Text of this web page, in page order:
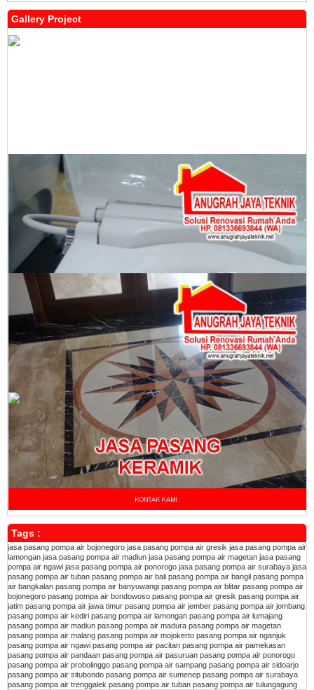
Gallery Project
Tags :
jasa pasang pompa air bojonegoro jasa pasang pompa air gresik jasa pasang pompa air
lamongan jasa pasang pompa air madiun jasa pasang pompa air magetan jasa pasang
pompa air ngawi jasa pasang pompa air ponorogo jasa pasang pompa air surabaya jasa
pasang pompa air tuban pasang pompa air bali pasang pompa air bangil pasang pompa
air bangkalan pasang pompa air banyuwangi pasang pompa air blitar pasang pompa air
bojonegoro pasang pompa air bondowoso pasang pompa air gresik pasang pompa air
jatim pasang pompa air jawa timur pasang pompa air jember pasang pompa air jombang
pasang pompa air kediri pasang pompa air lamongan pasang pompa air lumajang
pasang pompa air madiun pasang pompa air madura pasang pompa air magetan
pasang pompa air malang pasang pompa air mojokerto pasang pompa air nganjuk
pasang pompa air ngawi pasang pompa air pacitan pasang pompa air pamekasan
pasang pompa air pandaan pasang pompa air pasuruan pasang pompa air ponorogo
pasang pompa air probolinggo pasang pompa air sampang pasang pompa air sidoarjo
pasang pompa air situbondo pasang pompa air sumenep pasang pompa air surabaya
pasang pompa air trenggalek pasang pompa air tuban pasang pompa air tulungagung